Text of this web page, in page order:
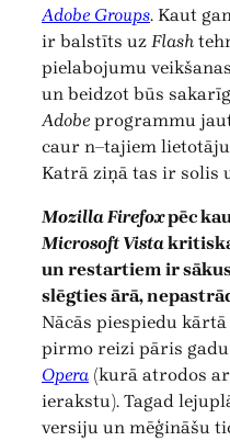
Adobe Groups. Kaut
ir balstīts uz Flash
pielabojumu
un beidzot būs
Adobeprogrammu
caur n–tajiem
Katrā ziņā tas ir solis
Mozilla Firefoxpēc
Microsoft Vista
un restartiem ir
slēgties ārā,
Nācās piespiedu
pirmo reizi pāris
Opera (kurā atrodos
ierakstu). Tagad
versiju un mēģināšu